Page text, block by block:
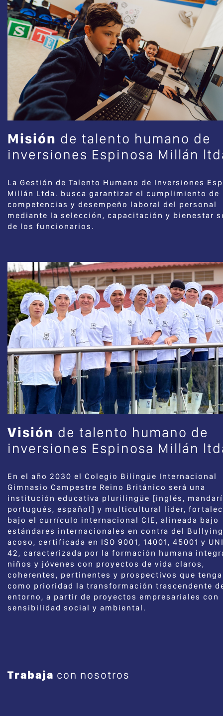
Misión de talento humano de
inversiones Espinosa Millán
La Gestión de Talento Humano de Inversiones
Millán Ltda. busca garantizar el cumplimiento de
competencias y desempeño laboral del personal
mediante la selección, capacitación y bienestar
de los funcionarios.
Visión de talento humano de
inversiones Espinosa Millán
En el año 2030 el Colegio Bilingüe Internacional
Gimnasio Campestre Reino Británico será una
institución educativa plurilingüe [inglés,
portugués, español] y multicultural líder,
bajo el currículo internacional CIE, alineada bajo
estándares internacionales en contra del
acoso, certificada en ISO 9001, 14001, 45001 y
42, caracterizada por la formación humana
niños y jóvenes con proyectos de vida claros,
coherentes, pertinentes y prospectivos que
como prioridad la transformación trascendente
entorno, a partir de proyectos empresariales con
sensibilidad social y ambiental.
Trabaja con nosotros